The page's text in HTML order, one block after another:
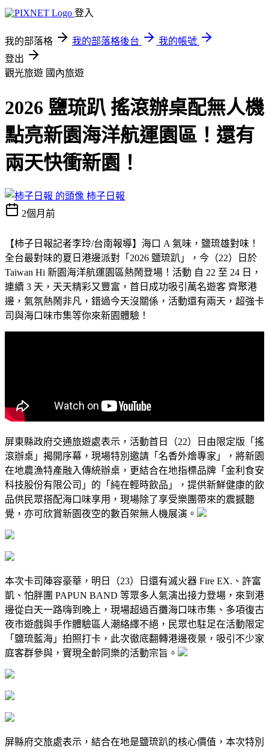
登入
我的部落格 我的部落格後台
我的帳號
登出
觀光旅遊 國內旅遊
2026 鹽琉趴 搖滾辦桌配無人機
點亮新園海洋航運園區！還有
兩天快衝新園！
柿子日報
2個月前
【柿子日報記者李玲/台南報導】海口 A 氣味，鹽琉雄對味！
全台最對味的夏日港邊派對「2026 鹽琉趴」，今（22）日於
Taiwan Hi 新園海洋航運園區熱鬧登場！活動 自 22 至 24 日，
連續 3 天，天天精彩又豐富，首日成功吸引萬名遊客 齊聚港
邊，氣氛熱鬧非凡，錯過今天沒關係，活動還有兩天，超強卡
司與海口味市集等你來新園體驗！
屏東縣政府交通旅遊處表示，活動首日（22）日由限定版「搖
滾辦桌」揭開序幕，現場特別邀請「名香外燴專家」，將新園
在地農漁特產融入傳統辦桌，更結合在地指標品牌「金利食安
科技股份有限公司」的「純在輕時飲品」，提供新鮮健康的飲
品供民眾搭配海口味享用，現場除了享受樂團帶來的震撼聽
覺，亦可欣賞新園夜空的數百架無人機展演。
本次卡司陣容豪華，明日（23）日還有滅火器 Fire EX.、許富
凱、怕胖團 PAPUN BAND 等眾多人氣演出接力登場，來到港
邊從白天一路嗨到晚上，現場超過百攤海口味市集、多項復古
夜市遊戲與手作體驗區人潮絡繹不絕，民眾也駐足在活動限定
「鹽琉藍海」拍照打卡，此次徹底翻轉港邊夜景，吸引不少家
庭客群參與，實現全齡同樂的活動宗旨。
屏縣府交旅處表示，結合在地是鹽琉趴的核心價值，本次特別